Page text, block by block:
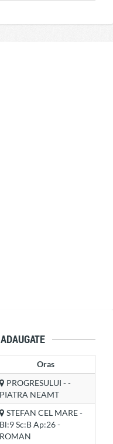
Oras
PROGRESULUI - -
PIATRA NEAMT
STEFAN CEL MARE -
Bl:9 Sc:B Ap:26 -
ROMAN